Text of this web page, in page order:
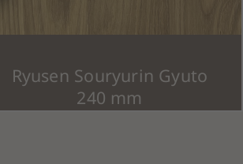
Ryusen Souryurin Gyuto
240 mm